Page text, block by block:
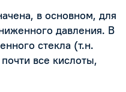
в основном, для
давления. В
стекла (т.н.
все кислоты,